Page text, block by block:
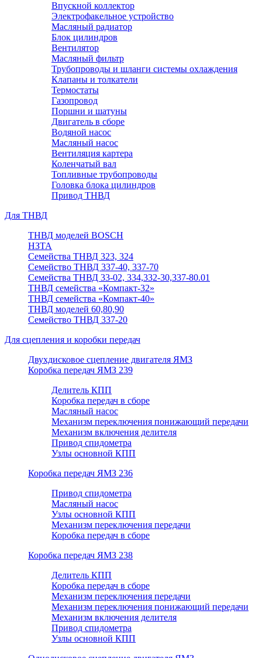
Впускной коллектор
Электрофакельное устройство
Масляный радиатор
Блок цилиндров
Вентилятор
Масляный фильтр
Трубопроводы и шланги системы охлаждения
Клапаны и толкатели
Термостаты
Газопровод
Поршни и шатуны
Двигатель в сборе
Водяной насос
Масляный насос
Вентиляция картера
Коленчатый вал
Топливные трубопроводы
Головка блока цилиндров
Привод ТНВД
Для ТНВД
ТНВД моделей BOSCH
НЗТА
Семейства ТНВД 323, 324
Семейство ТНВД 337-40, 337-70
Семейства ТНВД 33-02, 334,332-30,337-80.01
ТНВД семейства «Компакт-32»
ТНВД семейства «Компакт-40»
ТНВД моделей 60,80,90
Семейство ТНВД 337-20
Для сцепления и коробки передач
Двухдисковое сцепление двигателя ЯМЗ
Коробка передач ЯМЗ 239
Делитель КПП
Коробка передач в сборе
Масляный насос
Механизм переключения понижающий передачи
Механизм включения делителя
Привод спидометра
Узлы основной КПП
Коробка передач ЯМЗ 236
Привод спидометра
Масляный насос
Узлы основной КПП
Механизм переключения передачи
Коробка передач в сборе
Коробка передач ЯМЗ 238
Делитель КПП
Коробка передач в сборе
Механизм переключения передачи
Механизм переключения понижающий передачи
Механизм включения делителя
Привод спидометра
Узлы основной КПП